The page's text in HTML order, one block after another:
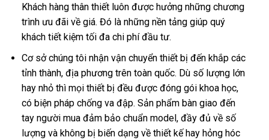
Khách hàng thân thiết luôn được hưởng những chương
trình ưu đãi về giá. Đó là những nền tảng giúp quý
khách tiết kiệm tối đa chi phí đầu tư.
Cơ sở chúng tôi nhận vận chuyển thiết bị đến khắp các
tỉnh thành, địa phương trên toàn quốc. Dù số lượng lớn
hay nhỏ thì mọi thiết bị đều được đóng gói khoa học,
có biện pháp chống va đập. Sản phẩm bàn giao đến
tay người mua đảm bảo chuẩn model, đầy đủ về số
lượng và không bị biến dạng về thiết kế hay hỏng hóc